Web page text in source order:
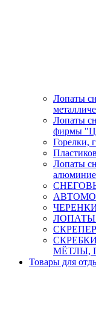
Лопаты
Лопаты
фирмы
Горелки,
Лопаты
ЛОПАТЫ
МЁТЛЫ,
Товары для